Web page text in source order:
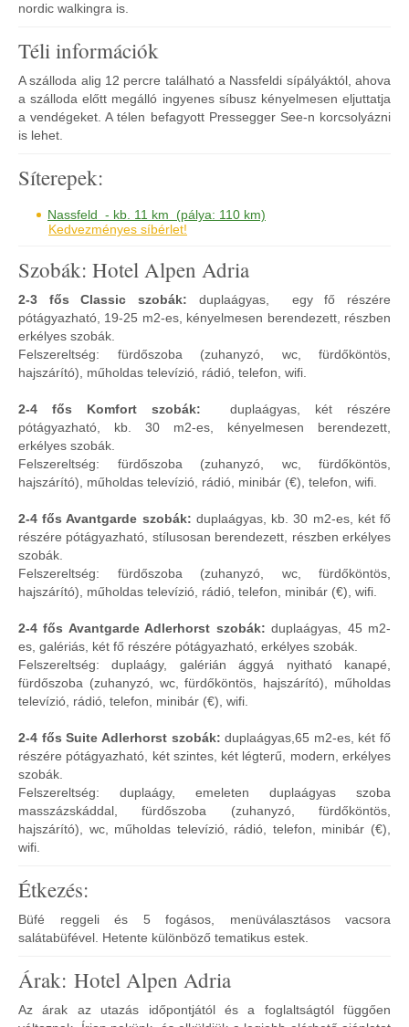
nordic walkingra is.
Téli információk
A szálloda alig 12 percre található a Nassfeldi sípályáktól, ahova
a szálloda előtt megálló ingyenes síbusz kényelmesen eljuttatja
a vendégeket. A télen befagyott Pressegger See-n korcsolyázni
is lehet.
Síterepek:
Nassfeld - kb. 11 km (pálya: 110 km)
Kedvezményes síbérlet!
Szobák: Hotel Alpen Adria
2-3 fős Classic szobák: duplaágyas,
egy fő részére
pótágyazható, 19-25 m2-es, kényelmesen berendezett, részben
erkélyes szobák.
Felszereltség: fürdőszoba (zuhanyzó, wc, fürdőköntös,
hajszárító), műholdas televízió, rádió, telefon, wifi.
2-4 fős Komfort szobák: duplaágyas, két részére
pótágyazható, kb. 30 m2-es, kényelmesen berendezett,
erkélyes szobák.
Felszereltség: fürdőszoba (zuhanyzó, wc, fürdőköntös,
hajszárító), műholdas televízió, rádió, minibár (€), telefon, wifi.
2-4 fős Avantgarde szobák: duplaágyas, kb. 30 m2-es, két fő
részére pótágyazható, stílusosan berendezett, részben erkélyes
szobák.
Felszereltség: fürdőszoba (zuhanyzó, wc, fürdőköntös,
hajszárító), műholdas televízió, rádió, telefon, minibár (€), wifi.
2-4 fős Avantgarde Adlerhorst szobák:duplaágyas, 45 m2-
es, galériás, két fő részére pótágyazható, erkélyes szobák.
Felszereltség: duplaágy, galérián ággyá nyitható kanapé,
fürdőszoba (zuhanyzó, wc, fürdőköntös, hajszárító), műholdas
televízió, rádió, telefon, minibár (€), wifi.
2-4 fős Suite Adlerhorst szobák:duplaágyas,65 m2-es, két fő
részére pótágyazható, két szintes, két légterű, modern, erkélyes
szobák.
Felszereltség: duplaágy, emeleten duplaágyas szoba
masszázskáddal, fürdőszoba (zuhanyzó, fürdőköntös,
hajszárító), wc, műholdas televízió, rádió, telefon, minibár (€),
wifi.
Étkezés:
Büfé reggeli és 5 fogásos, menüválasztásos vacsora
salátabüfével. Hetente különböző tematikus estek.
Árak: Hotel Alpen Adria
Az árak az utazás időpontjától és a foglaltságtól függően